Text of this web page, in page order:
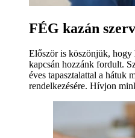
FÉG kazán
Először is köszönjük, hogy
kapcsán hozzánk fordult.
éves tapasztalattal a hátuk
rendelkezésére. Hívjon